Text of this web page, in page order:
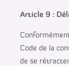
Article 9 :
Code de la
de se